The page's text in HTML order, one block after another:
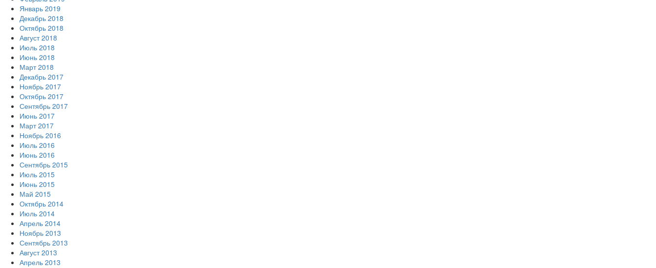
Январь 2019
Декабрь 2018
Октябрь 2018
Август 2018
Июль 2018
Июнь 2018
Март 2018
Декабрь 2017
Ноябрь 2017
Октябрь 2017
Сентябрь 2017
Июнь 2017
Март 2017
Ноябрь 2016
Июль 2016
Июнь 2016
Сентябрь 2015
Июль 2015
Июнь 2015
Май 2015
Октябрь 2014
Июль 2014
Апрель 2014
Ноябрь 2013
Сентябрь 2013
Август 2013
Апрель 2013